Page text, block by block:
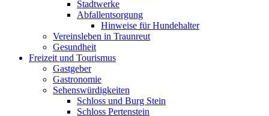
Stadtwerke
Abfallentsorgung
Hinweise für Hundehalter
Vereinsleben in Traunreut
Gesundheit
Freizeit und Tourismus
Gastgeber
Gastronomie
Sehenswürdigkeiten
Schloss und Burg Stein
Schloss Pertenstein